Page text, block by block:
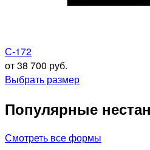
С-172
от 38 700 руб.
Выбрать размер
Популярные
Смотреть все формы